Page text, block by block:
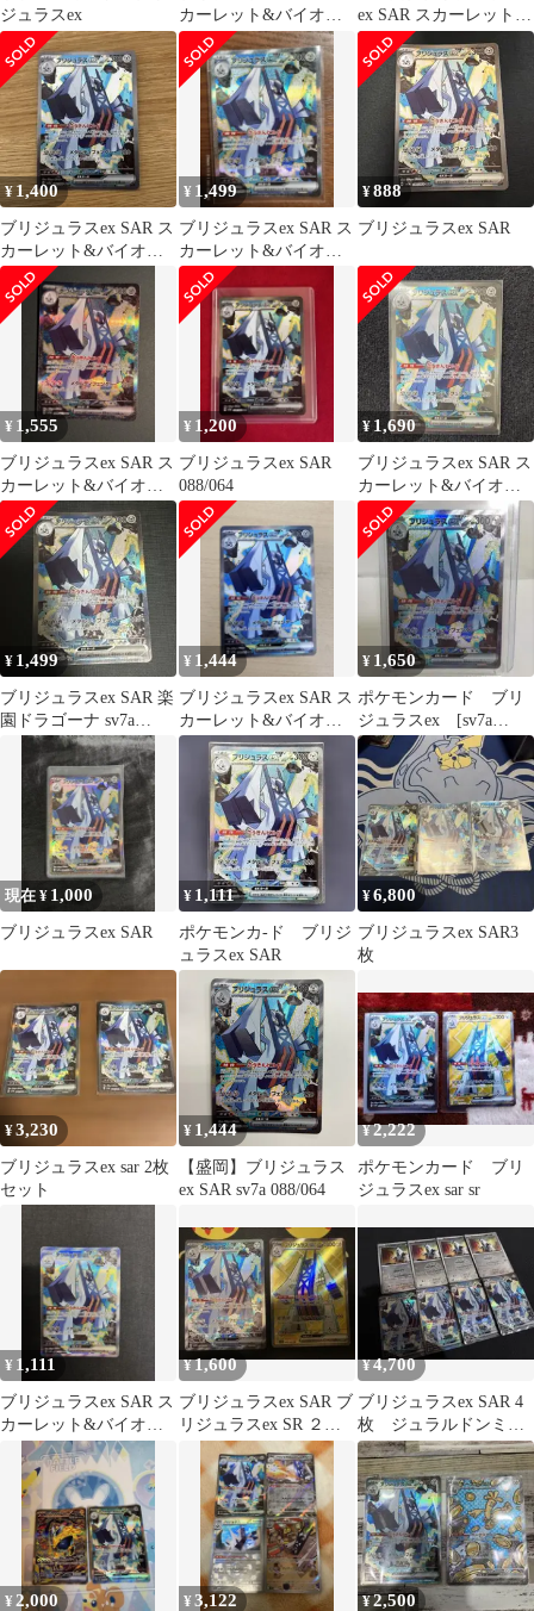
ジュラスex
カーレット&バイオレ
ット 強化拡張パック 楽
園ドラ…
ex SAR スカーレット&
バイオレット 強化拡張
パック
¥ 1,400
ブリジュラスex SAR ス
カーレット&バイオレ
ット 強化拡張パック 楽
園ドラ…
¥ 1,499
ブリジュラスex SAR ス
カーレット&バイオレ
ット 強化拡張パック 楽
園ドラ…
¥888
ブリジュラスex SAR
¥ 1,555
ブリジュラスex SAR ス
カーレット&バイオレ
ット 強化拡張パック 楽
園ドラ…
¥ 1,200
ブリジュラスex SAR
088/064
¥ 1,690
ブリジュラスex SAR ス
カーレット&バイオレ
ット 強化拡張パック 楽
園ドラ…
¥ 1,499
ブリジュラスex SAR 楽
園ドラゴーナ sv7a
088/064
¥ 1,444
ブリジュラスex SAR ス
カーレット&バイオレ
ット 強化拡張パック 楽
園ドラ…
¥ 1,650
ポケモンカード ブリ
ジュラスex [sv7a
088/064 SAR]
現在 ¥ 1,000
ブリジュラスex SAR
¥ 1,111
ポケモンカ-ド ブリジ
ュラスex SAR
¥6,800
ブリジュラスex SAR3
枚
¥3,230
ブリジュラスex sar 2枚
セット
¥ 1,444
【盛岡】ブリジュラス
ex SAR sv7a 088/064
¥2,222
ポケモンカード ブリ
ジュラスex sar sr
¥ 1,111
ブリジュラスex SAR ス
カーレット&バイオレ
ット 強化拡張パック 楽
園ドラ…
¥1,600
ブリジュラスex SAR ブ
リジュラスex SR ２点
セット
¥4,700
ブリジュラスex SAR 4
枚 ジュラルドンミラ
ー4枚
¥ 2,000 ¥3,122 ¥2,500